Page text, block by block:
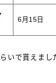
6月15日
いで貰えまし